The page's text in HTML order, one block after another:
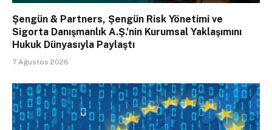
Şengün & Partners, Şengün Risk Yönetimi ve
Sigorta Danışmanlık A.Ş.’nin Kurumsal Yaklaşımını
Hukuk Dünyasıyla Paylaştı
7 Ağustos 2026